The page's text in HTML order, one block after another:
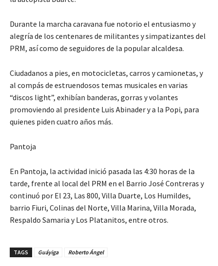
Durante la marcha caravana fue notorio el entusiasmo y
alegría de los centenares de militantes y simpatizantes del
PRM, así como de seguidores de la popular alcaldesa.
Ciudadanos a pies, en motocicletas, carros y camionetas, y
al compás de estruendosos temas musicales en varias
“discos light”, exhibían banderas, gorras y volantes
promoviendo al presidente Luis Abinader y a la Popi, para
quienes piden cuatro años más.
Pantoja
En Pantoja, la actividad inició pasada las 4:30 horas de la
tarde, frente al local del PRM en el Barrio José Contreras y
continuó por El 23, Las 800, Villa Duarte, Los Humildes,
barrio Fiuri, Colinas del Norte, Villa Marina, Villa Morada,
Respaldo Samaria y Los Platanitos, entre otros.
TAGS Guáyiga Roberto Ángel